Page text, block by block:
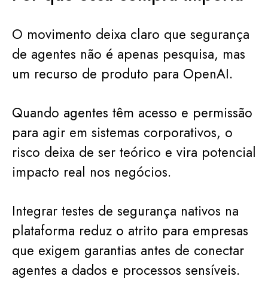
O movimento deixa claro que segurança
de agentes não é apenas pesquisa, mas
um recurso de produto para OpenAI.
Quando agentes têm acesso e permissão
para agir em sistemas corporativos, o
risco deixa de ser teórico e vira potencial
impacto real nos negócios.
Integrar testes de segurança nativos na
plataforma reduz o atrito para empresas
que exigem garantias antes de conectar
agentes a dados e processos sensíveis.